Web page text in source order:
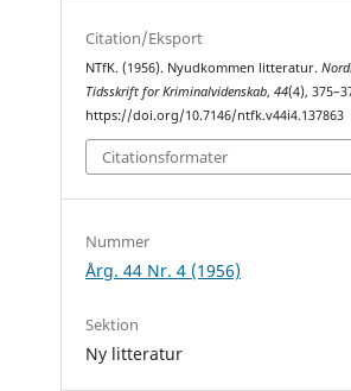
Citation/Eksport
NTfK. (1956). Nyudkommen litteratur.
Tidsskrift for Kriminalvidenskab,44(4),
https://doi.org/10.7146/ntfk.v44i4.137863
Citationsformater
Nummer
Årg. 44 Nr. 4 (1956)
Sektion
Ny litteratur